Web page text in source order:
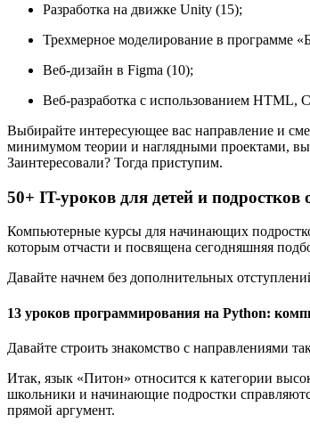
Разработка на движке Unity (15);
Трехмерное моделирование в программе
Веб-дизайн в Figma (10);
Веб-разработка с использованием HTML,
Выбирайте интересующее вас направление и
минимумом теории и наглядными проектами,
Заинтересовали? Тогда приступим.
50+ IT-уроков для детей и
Компьютерные курсы для начинающих
которым отчасти и посвящена сегодняшняя
Давайте начнем без дополнительных
13 уроков программирования на Python:
Давайте строить знакомство с направлениями
Итак, язык «Питон» относится к категории
школьники и начинающие подростки
прямой аргумент.